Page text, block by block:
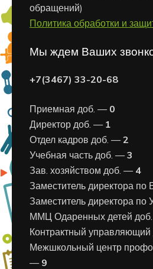
обращений)
Политика обработки и
Мы ждем Ваших
+7(3467) 33-20-68
Приемная доб. — 0
Директор доб. — 1
Отдел кадров доб. —2
Учебная часть доб. —3
Зав. хозяйством доб. — 4
Заместитель директора
Заместитель директора
ММЦ Одаренных детей
Контрактный
Межшкольный центр
— 9